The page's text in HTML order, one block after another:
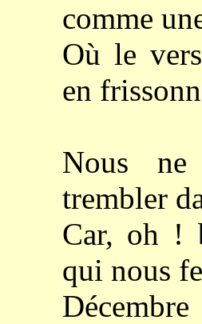
comme
Où le
en
Nous ne
trembler
Car, oh !
qui nous